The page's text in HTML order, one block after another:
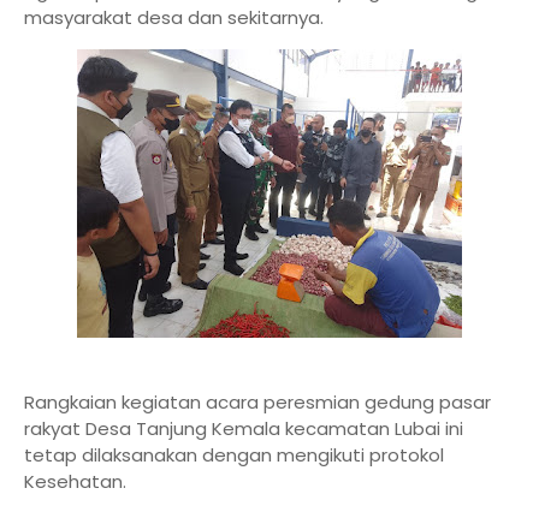
masyarakat desa dan sekitarnya.
Rangkaian kegiatan acara peresmian gedung pasar
rakyat Desa Tanjung Kemala kecamatan Lubai ini
tetap dilaksanakan dengan mengikuti protokol
Kesehatan.